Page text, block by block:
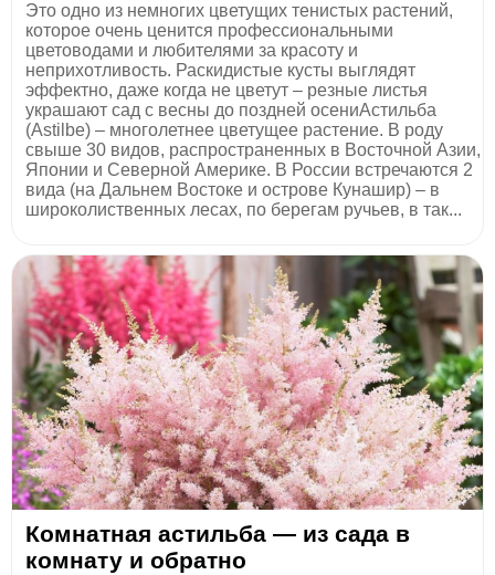
Это одно из немногих цветущих тенистых растений,
которое очень ценится профессиональными
цветоводами и любителями за красоту и
неприхотливость. Раскидистые кусты выглядят
эффектно, даже когда не цветут – резные листья
украшают сад с весны до поздней осениАстильба
(Astilbe) – многолетнее цветущее растение. В роду
свыше 30 видов, распространенных в Восточной Азии,
Японии и Северной Америке. В России встречаются 2
вида (на Дальнем Востоке и острове Кунашир) – в
широколиственных лесах, по берегам ручьев, в так...
Комнатная астильба — из сада в
комнату и обратно